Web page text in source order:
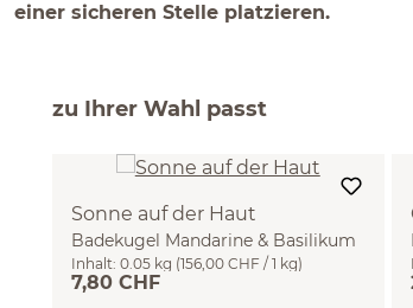
einer sicheren Stelle platzieren.
zu Ihrer Wahl passt
Sonne auf der Haut
Badekugel Mandarine & Basilikum
50 g
Inhalt: 0.05 kg (156,00 CHF / 1 kg)
7,80 CHF